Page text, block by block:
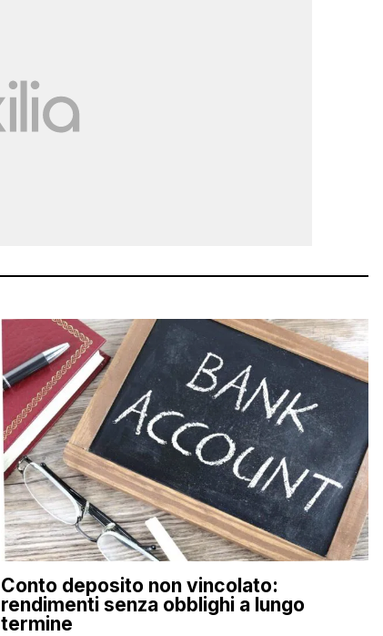
Conto deposito non vincolato:
rendimenti senza obblighi a lungo
termine